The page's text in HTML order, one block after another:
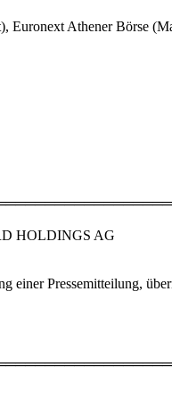
Euronext Athener Börse
HOLDINGS AG
einer Pressemitteilung,